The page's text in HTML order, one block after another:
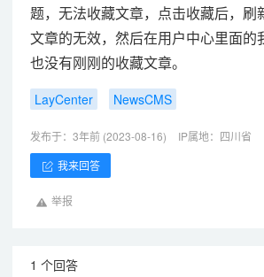
题，无法收藏文章，点击收藏后，刷
文章的无效，然后在用户中心里面的
也没有刚刚的收藏文章。
LayCenter NewsCMS
发布于：3年前 (2023-08-16) IP属地：四川省
我来回答
举报
1 个回答